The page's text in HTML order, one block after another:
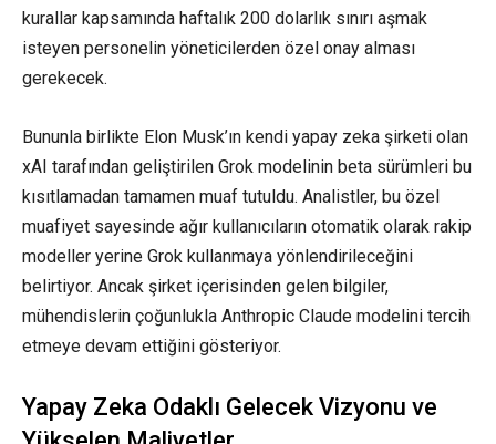
kurallar kapsamında haftalık 200 dolarlık sınırı aşmak
isteyen personelin yöneticilerden özel onay alması
gerekecek.
Bununla birlikte Elon Musk’ın kendi yapay zeka şirketi olan
xAI tarafından geliştirilen Grok modelinin beta sürümleri bu
kısıtlamadan tamamen muaf tutuldu. Analistler, bu özel
muafiyet sayesinde ağır kullanıcıların otomatik olarak rakip
modeller yerine Grok kullanmaya yönlendirileceğini
belirtiyor. Ancak şirket içerisinden gelen bilgiler,
mühendislerin çoğunlukla Anthropic Claude modelini tercih
etmeye devam ettiğini gösteriyor.
Yapay Zeka Odaklı Gelecek Vizyonu ve